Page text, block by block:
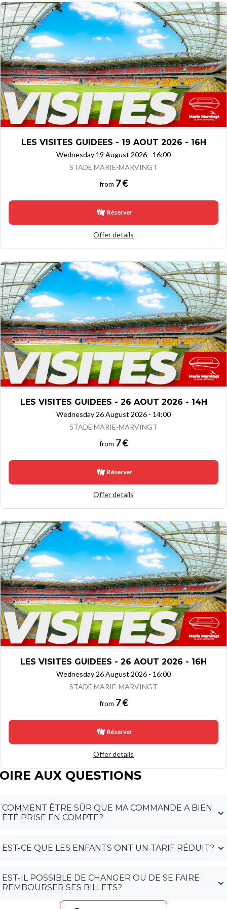
LES VISITES GUIDEES - 19 AOUT 2026 - 16H
Wednesday 19 August 2026 - 16:00
STADE MARIE-MARVINGT
from 7 €
Réserver
Offer details
LES VISITES GUIDEES - 26 AOUT 2026 - 14H
Wednesday 26 August 2026 - 14:00
STADE MARIE-MARVINGT
from 7 €
Réserver
Offer details
LES VISITES GUIDEES - 26 AOUT 2026 - 16H
Wednesday 26 August 2026 - 16:00
STADE MARIE-MARVINGT
from 7 €
Réserver
Offer details
AccordéonsAUX QUESTIONS
COMMENT ÊTRE SÛR QUE MA COMMANDE A BIEN
ÉTÉ PRISE EN COMPTE?
EST-CE QUE LES ENFANTS ONT UN TARIF RÉDUIT?
EST-IL POSSIBLE DE CHANGER OU DE SE FAIRE
REMBOURSER SES BILLETS?